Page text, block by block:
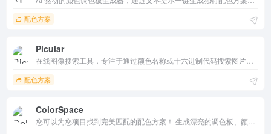
配色方案
Picular
配色方案
ColorSpace